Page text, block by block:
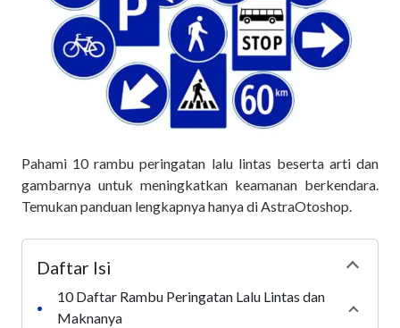
Pahami 10 rambu peringatan lalu lintas beserta arti dan
gambarnya untuk meningkatkan keamanan berkendara.
Temukan panduan lengkapnya hanya di AstraOtoshop.
Daftar Isi
•
10 Daftar Rambu Peringatan Lalu Lintas dan
Maknanya